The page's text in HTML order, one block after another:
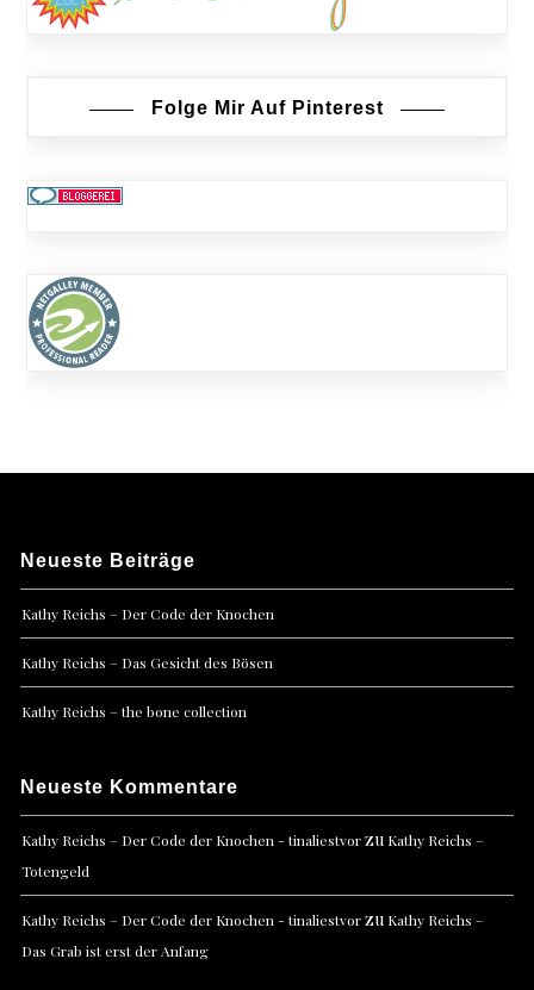
Folge Mir Auf Pinterest
Neueste Beiträge
Kathy Reichs – Der Code der Knochen
Kathy Reichs – Das Gesicht des Bösen
Kathy Reichs – the bone collection
Neueste Kommentare
Kathy Reichs – Der Code der Knochen - tinaliestvorzu Kathy Reichs –
Totengeld
Kathy Reichs – Der Code der Knochen - tinaliestvorzu Kathy Reichs –
Das Grab ist erst der Anfang